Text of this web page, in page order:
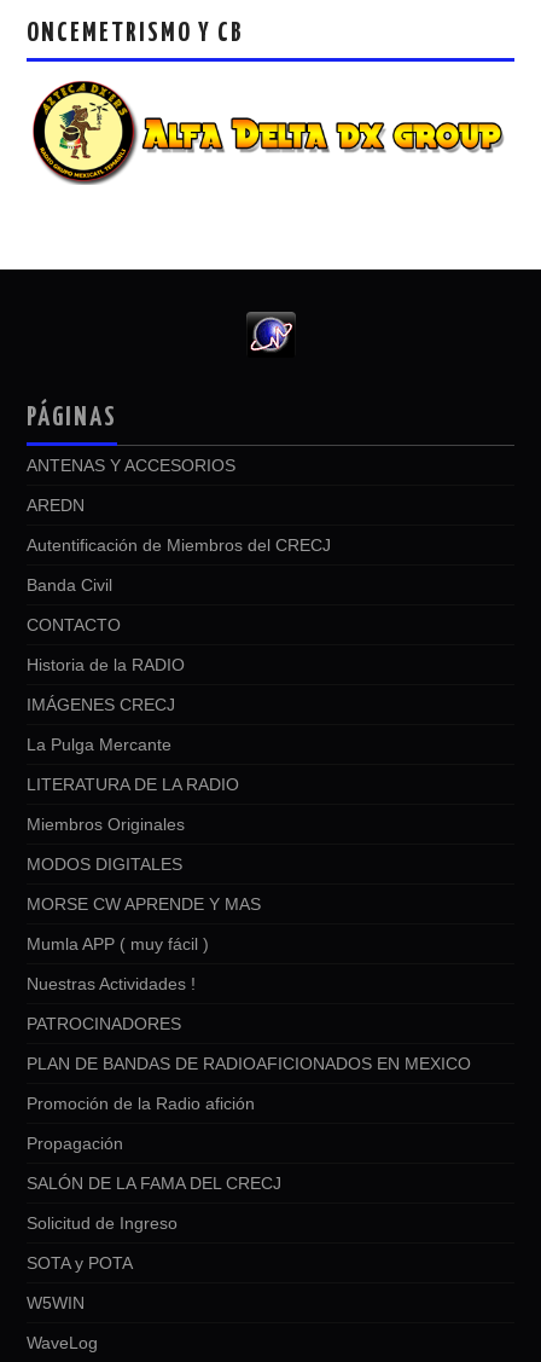
ONCEMETRISMO Y CB
PÁGINAS
ANTENAS Y ACCESORIOS
AREDN
Autentificación de Miembros del CRECJ
Banda Civil
CONTACTO
Historia de la RADIO
IMÁGENES CRECJ
La Pulga Mercante
LITERATURA DE LA RADIO
Miembros Originales
MODOS DIGITALES
MORSE CW APRENDE Y MAS
Mumla APP ( muy fácil )
Nuestras Actividades !
PATROCINADORES
PLAN DE BANDAS DE RADIOAFICIONADOS EN MEXICO
Promoción de la Radio afición
Propagación
SALÓN DE LA FAMA DEL CRECJ
Solicitud de Ingreso
SOTA y POTA
W5WIN
WaveLog